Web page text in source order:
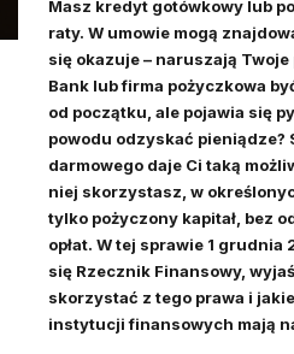
Masz kredyt gotówkowy lub
raty. W umowie mogą
się okazuje – naruszają
Bank lub firma pożyczkowa
od początku, ale pojawia się
powodu odzyskać pieniądze?
darmowego daje Ci taką
niej skorzystasz, w
tylko pożyczony kapitał, bez
opłat. W tej sprawie 1
się Rzecznik Finansowy,
skorzystać z tego prawa i
instytucji finansowych mają